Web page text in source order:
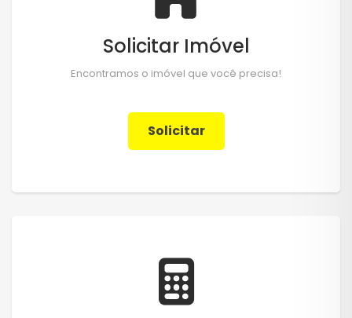
Solicitar Imóvel
Encontramos o imóvel que você precisa!
Solicitar